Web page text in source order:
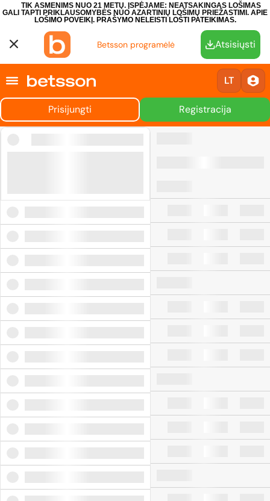
TIK ASMENIMS NUO 21 METŲ. ĮSPĖJAME: NEATSAKINGAS LOŠIMAS
GALI TAPTI PRIKLAUSOMYBĖS NUO AZARTINIŲ LOŠIMŲ PRIEŽASTIMI. APIE
LOŠIMO POVEIKĮ. PRAŠYMO NELEISTI LOŠTI PATEIKIMAS.
Betsson programėlė Atsisiųsti
LT
Prisijungti Registracija